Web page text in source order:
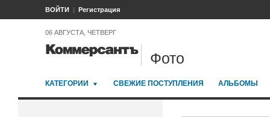
ВОЙТИ Регистрация
06 АВГУСТА, ЧЕТВЕРГ
Фото
КАТЕГОРИИ СВЕЖИЕ ПОСТУПЛЕНИЯ АЛЬБОМЫ